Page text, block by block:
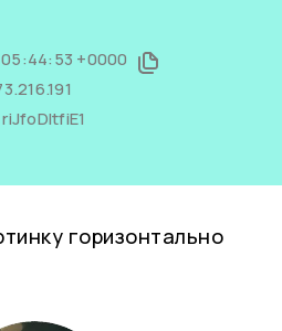
+0000
riJfoDltfiE1
горизонтально